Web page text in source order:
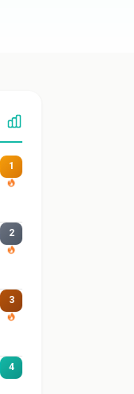
1
2
3
4